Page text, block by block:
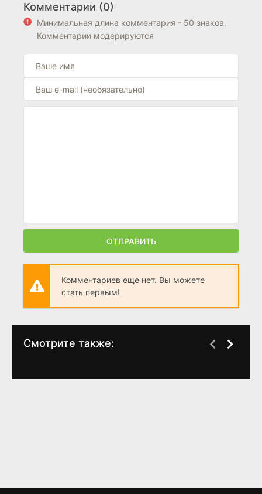
Комментарии (0)
Минимальная длина комментария - 50 знаков.
Комментарии модерируются
ОТПРАВИТЬ
Комментариев еще нет. Вы можете
стать первым!
Смотрите также: